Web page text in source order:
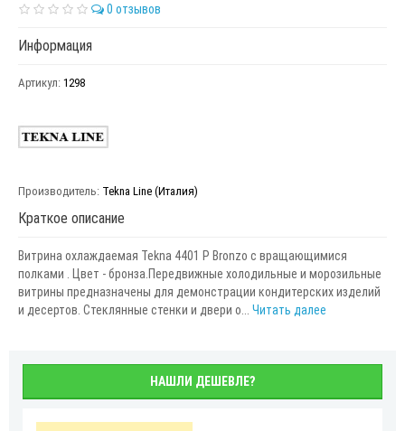
0 отзывов
Информация
Артикул: 1298
Производитель: Tekna Line (Италия)
Краткое описание
Витрина охлаждаемая Tekna 4401 P Bronzo с вращающимися
полками . Цвет - бронза.Передвижные холодильные и морозильные
витрины предназначены для демонстрации кондитерских изделий
и десертов. Стеклянные стенки и двери о... Читать далее
НАШЛИ ДЕШЕВЛЕ?